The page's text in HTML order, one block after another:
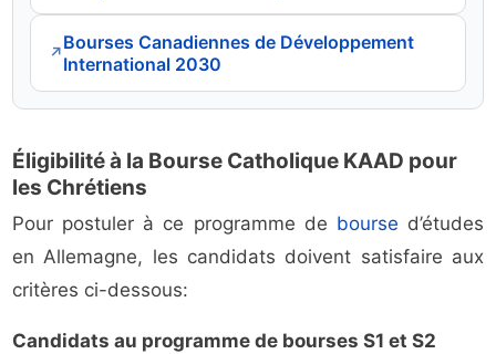
↗Bourses Canadiennes de Développement
International 2030
Éligibilité à la Bourse Catholique KAAD pour
les Chrétiens
Pour postuler à ce programme de bourse d’études
en Allemagne, les candidats doivent satisfaire aux
critères ci-dessous:
Candidats au programme de bourses S1 et S2